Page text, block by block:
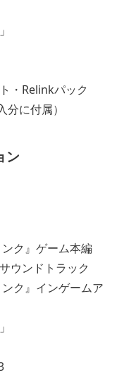
・Relinkパック
に付属）
ン
ク』ゲーム本編
ウンドトラック
ク』インゲームア